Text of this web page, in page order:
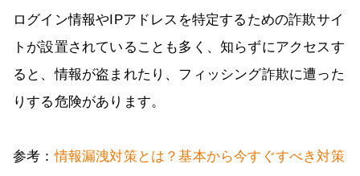
ログイン情報やIPアドレスを特定するための詐欺サイ
トが設置されていることも多く、知らずにアクセスす
ると、情報が盗まれたり、フィッシング詐欺に遭った
りする危険があります。
参考：情報漏洩対策とは？基本から今すぐすべき対策